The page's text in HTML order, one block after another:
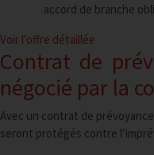
accord de branche
Voir l’offre détaillée
Contrat de
négocié par la
Avec un contrat de
seront protégés contre